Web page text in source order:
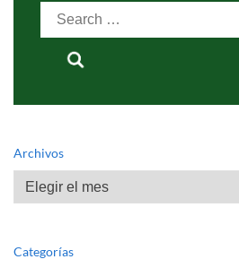
Search
Archivos
Archivos
Categorías